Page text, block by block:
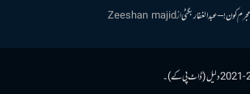
کون! – عبدالغفار بگٹیازZeeshan majid